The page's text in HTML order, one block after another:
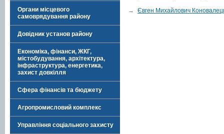
Органи місцевого
самоврядування району
Довідник установ району
Економіка, фінанси, ЖКГ,
містобудування, архітектура,
інфраструктура, енергетика,
захист довкілля
Сфера фінансів та бюджету
Агропромисловий комплекс
Управління соціального захисту
→ Євген Михайлович